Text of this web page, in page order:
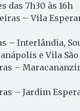
das 7h30 às 16h
– Vila
– Interlândia,
e Vila
–
– Jardim